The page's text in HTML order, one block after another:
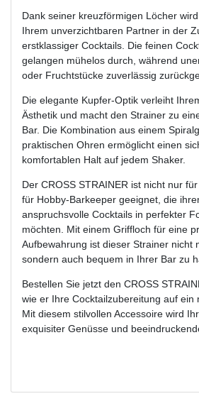
Dank seiner kreuzförmigen Löcher
Ihrem unverzichtbaren Partner in der
erstklassiger Cocktails. Die feinen
gelangen mühelos durch, während
oder Fruchtstücke zuverlässig
Die elegante Kupfer-Optik verleiht
Ästhetik und macht den Strainer zu
Bar. Die Kombination aus einem
praktischen Ohren ermöglicht einen
komfortablen Halt auf jedem Shaker.
Der CROSS STRAINER ist nicht nur
für Hobby-Barkeeper geeignet, die
anspruchsvolle Cocktails in perfekter
möchten. Mit einem Griffloch für eine
Aufbewahrung ist dieser Strainer nicht
sondern auch bequem in Ihrer Bar zu
Bestellen Sie jetzt den CROSS
wie er Ihre Cocktailzubereitung auf ein
Mit diesem stilvollen Accessoire wird
exquisiter Genüsse und